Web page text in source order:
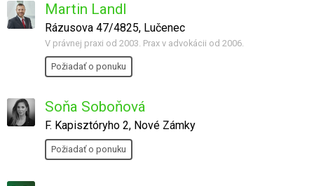
Martin Landl
Rázusova 47/4825, Lučenec
V právnej praxi od 2003. Prax v advokácii od 2006.
Požiadať o ponuku
Soňa Soboňová
F. Kapisztóryho 2, Nové Zámky
Požiadať o ponuku